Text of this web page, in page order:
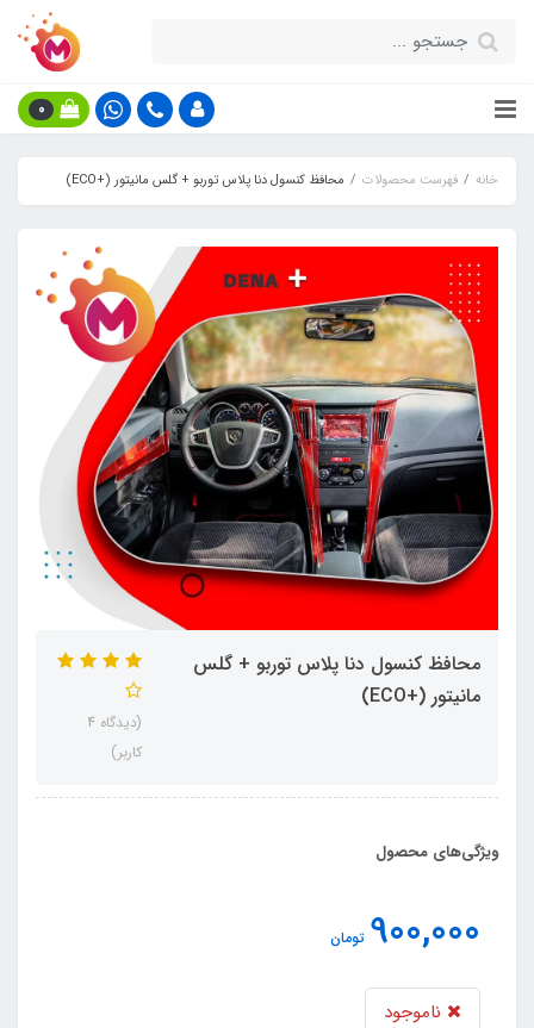
0
خانه فهرست محصولات محافظ کنسول دنا پلاس توربو + گلس مانیتور (+ECO)
محافظ کنسول دنا پلاس توربو + گلس
مانیتور (+ECO)
(دیدگاه 4
کاربر)
ویژگی‌های محصول
900,000 تومان
ناموجود